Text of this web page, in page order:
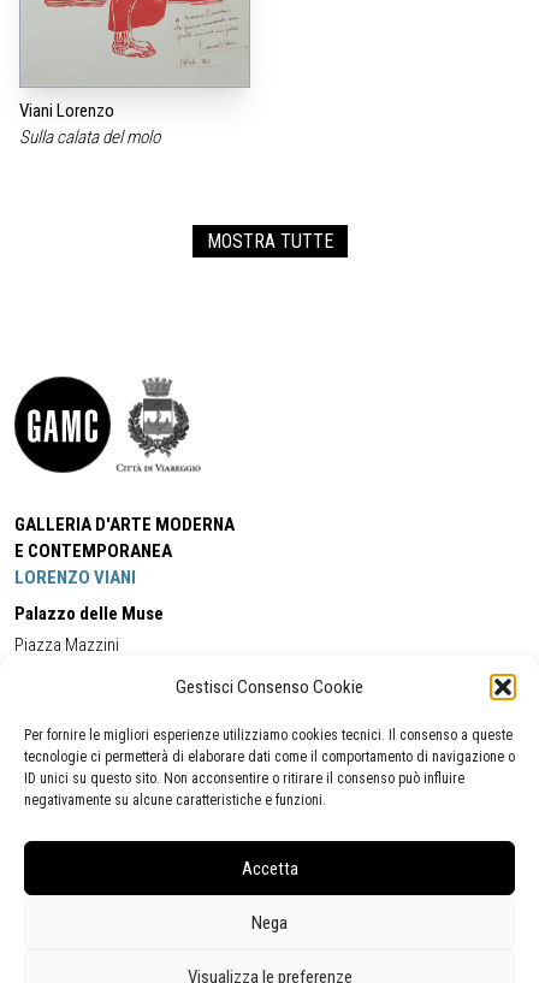
Gestisci Consenso Cookie
Per fornire le migliori esperienze utilizziamo cookies tecnici. Il consenso a queste
tecnologie ci permetterà di elaborare dati come il comportamento di navigazione o
ID unici su questo sito. Non acconsentire o ritirare il consenso può influire
negativamente su alcune caratteristiche e funzioni.
Accetta
Nega
Visualizza le preferenze
Viani Lorenzo
Sulla calata del molo
MOSTRA TUTTE
GALLERIA D'ARTE MODERNA
E CONTEMPORANEA
LORENZO VIANI
Palazzo delle Muse
Piazza Mazzini
Cell:+39 338 5714978 (orario apertura Galleria)
Tel:
+39 0584 944580
(orario 09.00/13.00)
Email:gamc@comune.viareggio.lu.it
Segnalazione di inaccessibilità